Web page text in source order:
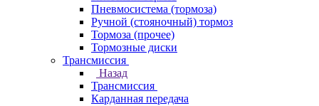
Пневмосиcтема (тормоза)
Ручной (стояночный) тормоз
Тормоза (прочее)
Тормозные диски
Трансмиссия
Назад
Трансмиссия
Карданная передача